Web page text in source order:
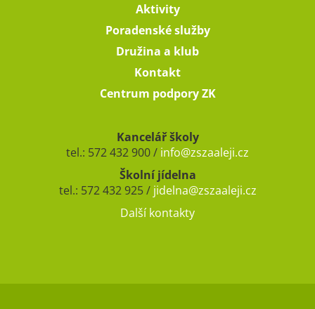
Aktivity
Poradenské služby
Družina a klub
Kontakt
Centrum podpory ZK
Kancelář školy
tel.: 572 432 900 / info@zszaaleji.cz
Školní jídelna
tel.: 572 432 925 / jidelna@zszaaleji.cz
Další kontakty